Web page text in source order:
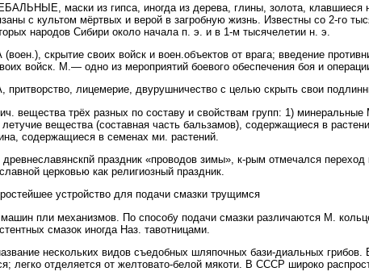
маски из гипса, иногда из дерева, глины, золота, клавшиеся
с культом мёртвых и верой в загробную жизнь. Известны со 2-го
народов Сибири около начала п. э. и в 1-м тысячелетии н. э.
скрытие своих войск и воен.объектов от врага; введение
войск. М.— одно из мероприятий боевого обеспечения боя и
лицемерие, двурушничество с целью скрыть свои
вещества трёх разных по составу и свойствам групп: 1)
вещества (составная часть бальзамов), содержащиеся в
содержащиеся в семенах ми. растений.
праздник «проводов зимы», к-рым отмечался
церковью как религиозный праздник.
устройство для подачи смазки трущимся
машин пли механизмов. По способу подачи смазки различаются М.
смазок иногда Наз. тавотницами.
нескольких видов съедобных шляпочных бази-диальных грибов.
легко отделяется от желтовато-белой мякоти. В СССР широко